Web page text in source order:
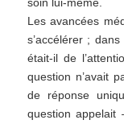
Les avancées
s’accélérer ;
était-il de
question n’avait
de réponse
question appelait